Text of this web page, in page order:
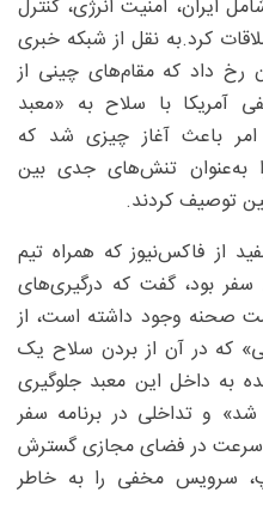
ایران، امنیت انرژی، کنترل
کرد.به نقل از شبکه خبری
رخ داد که مقام‌های چینی از
آمریکا با سلاح به «معبد
باعث آغاز چیزی شد که
به‌عنوان تنش‌های جدی بین
توصیف کردند.
از فاکس‌نیوز که همراه تیم
سفر بود، گفت که درگیری‌های
صحنه وجود داشته است، از
که در آن از بردن سلاح یک
به داخل این معبد جلوگیری
و تداخلی در برنامه سفر
سرعت در فضای مجازی گسترش
سرویس مخفی را به خاطر